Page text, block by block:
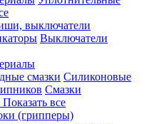
выключатели
Выключатели
смазки Силиконовые
Смазки
Показать все
(грипперы)